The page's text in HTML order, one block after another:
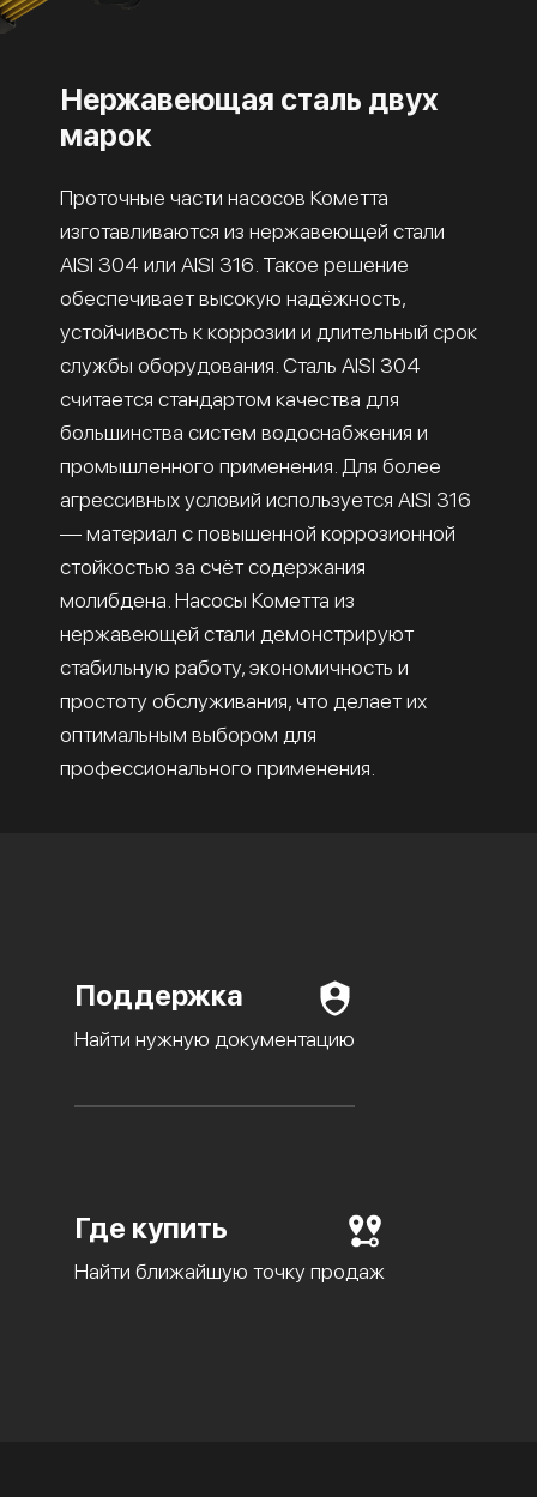
Нержавеющая сталь двух
марок
Проточные части насосов Кометта
изготавливаются из нержавеющей стали
AISI 304 или AISI 316. Такое решение
обеспечивает высокую надёжность,
устойчивость к коррозии и длительный срок
службы оборудования. Сталь AISI 304
считается стандартом качества для
большинства систем водоснабжения и
промышленного применения. Для более
агрессивных условий используется AISI 316
— материал с повышенной коррозионной
стойкостью за счёт содержания
молибдена. Насосы Кометта из
нержавеющей стали демонстрируют
стабильную работу, экономичность и
простоту обслуживания, что делает их
оптимальным выбором для
профессионального применения.
Поддержка
Найти нужную документацию
Где купить
Найти ближайшую точку продаж